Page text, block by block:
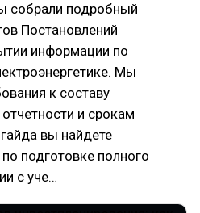
собрали подробный
Постановлений
информации по
Мы
к составу
и срокам
вы найдете
подготовке полного
с уче…